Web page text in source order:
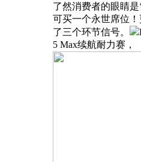
了然消费者的眼睛
可买一个永世席位
了三个环节信号。
5 Max续航耐力赛，